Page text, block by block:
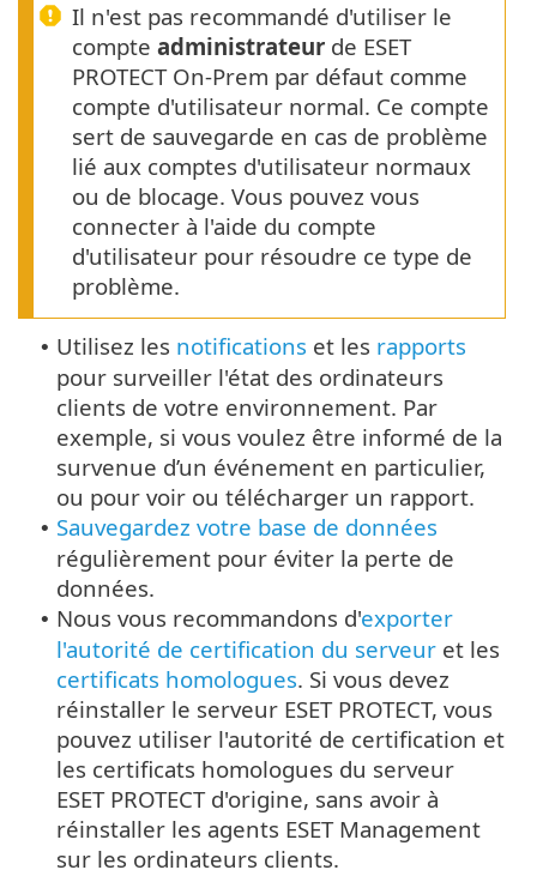
Il n'est pas recommandé d'utiliser le
compte administrateur de ESET
PROTECT On-Prem par défaut comme
compte d'utilisateur normal. Ce compte
sert de sauvegarde en cas de problème
lié aux comptes d'utilisateur normaux
ou de blocage. Vous pouvez vous
connecter à l'aide du compte
d'utilisateur pour résoudre ce type de
problème.
• Utilisez les notifications et les rapports
pour surveiller l'état des ordinateurs
clients de votre environnement. Par
exemple, si vous voulez être informé de la
survenue d’un événement en particulier,
ou pour voir ou télécharger un rapport.
• Sauvegardez votre base de données
régulièrement pour éviter la perte de
données.
• Nous vous recommandons d'exporter
l'autorité de certification du serveur et les
certificats homologues. Si vous devez
réinstaller le serveur ESET PROTECT, vous
pouvez utiliser l'autorité de certification et
les certificats homologues du serveur
ESET PROTECT d'origine, sans avoir à
réinstaller les agents ESET Management
sur les ordinateurs clients.